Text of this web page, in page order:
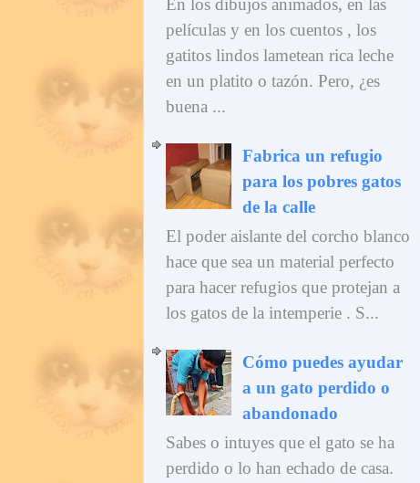
En los dibujos animados, en las
películas y en los cuentos , los
gatitos lindos lametean rica leche
en un platito o tazón. Pero, ¿es
buena ...
Fabrica un refugio
para los pobres gatos
de la calle
El poder aislante del corcho blanco
hace que sea un material perfecto
para hacer refugios que protejan a
los gatos de la intemperie . S...
Cómo puedes ayudar
a un gato perdido o
abandonado
Sabes o intuyes que el gato se ha
perdido o lo han echado de casa.